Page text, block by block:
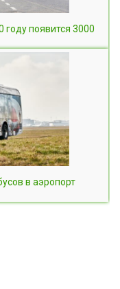
году появится 3000
в аэропорт